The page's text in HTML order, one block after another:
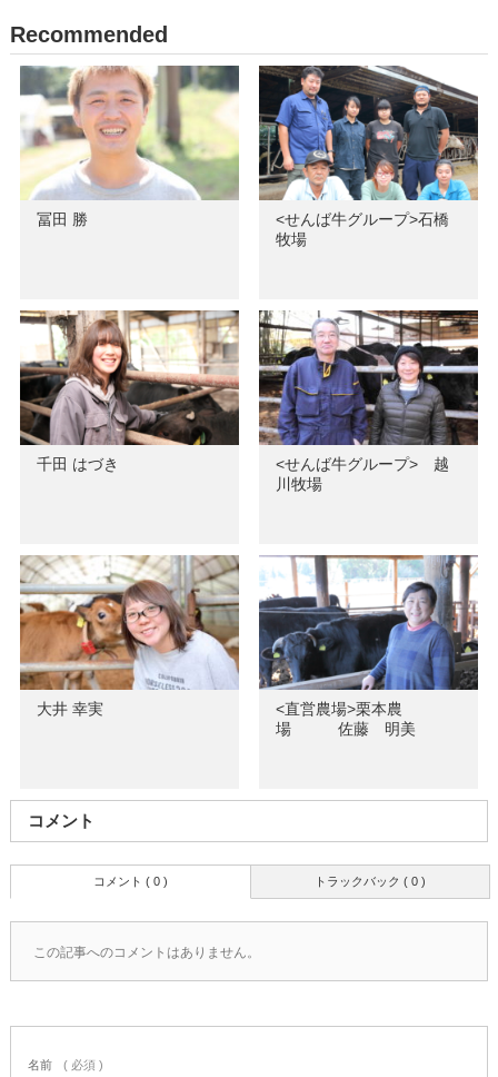
Recommended
冨田 勝
<せんば牛グループ>石橋
牧場
千田 はづき
<せんば牛グループ> 越
川牧場
大井 幸実
<直営農場>栗本農
場 佐藤 明美
コメント
トラックバック ( 0 )
コメント ( 0 )
この記事へのコメントはありません。
名前 ( 必須 )